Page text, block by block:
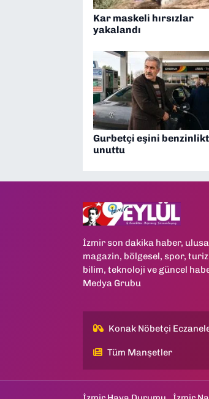
Kar maskeli hırsızlar
yakalandı
Gurbetçi eşini
unuttu
İzmir son dakika haber,
magazin, bölgesel, spor,
bilim, teknoloji ve güncel
Medya Grubu
Konak Nöbetçi
Tüm Manşetler